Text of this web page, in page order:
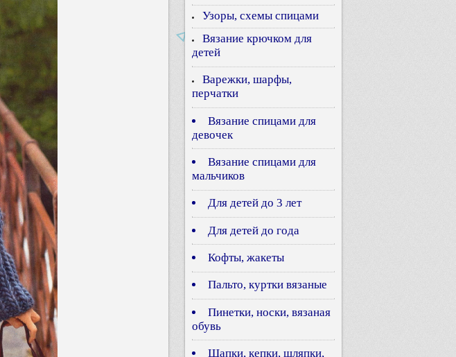
Узоры, схемы спицами
Вязание крючком для
детей
Варежки, шарфы,
перчатки
Вязание спицами для
девочек
Вязание спицами для
мальчиков
Для детей до 3 лет
Для детей до года
Кофты, жакеты
Пальто, куртки вязаные
Пинетки, носки, вязаная
обувь
Шапки, кепки, шляпки,